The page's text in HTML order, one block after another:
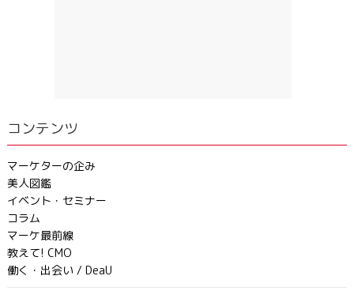
コンテンツ
マーケターの企み
美人図鑑
イベント・セミナー
コラム
マーケ最前線
教えて! CMO
働く・出会い / DeaU